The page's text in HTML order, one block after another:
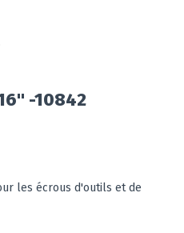
-10842
les écrous d'outils et de